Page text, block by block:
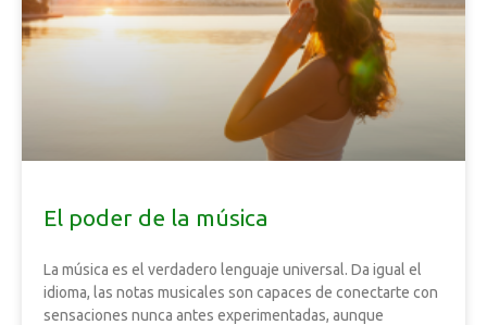
El poder de la música
La música es el verdadero lenguaje universal. Da igual el
idioma, las notas musicales son capaces de conectarte con
sensaciones nunca antes experimentadas, aunque